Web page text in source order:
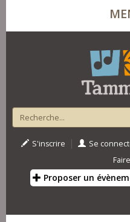
S'inscrire | Se
Proposer un